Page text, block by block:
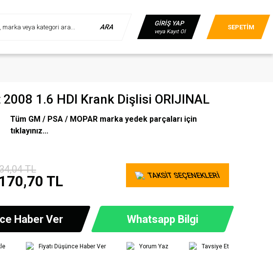
ARA GİRİŞ YAP
veya Kayıt Ol
SEPETİM
1.6 HDI Krank Dişlisi ORIJINAL
Tüm GM / PSA / MOPAR marka yedek parçaları için
tıklayınız...
TL
TL TAKSİT SEÇENEKLERİ
Haber Ver Whatsapp Bilgi
Fiyatı Düşünce Haber Ver Yorum Yaz Tavsiye Et